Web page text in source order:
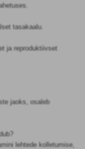
tasakaalu.
ja reproduktiivset
jaoks, osaleb
lehtede kolletumise,